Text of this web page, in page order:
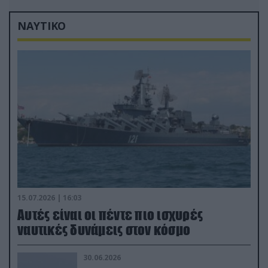
ΝΑΥΤΙΚΟ
15.07.2026 | 16:03
Aυτές είναι οι πέντε πιο ισχυρές
ναυτικές δυνάμεις στον κόσμο
30.06.2026